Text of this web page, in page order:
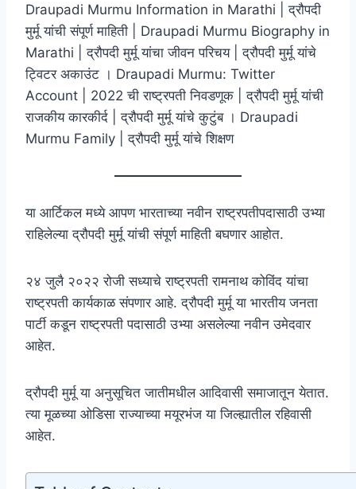
Draupadi Murmu Information in Marathi | द्रौपदी
मुर्मू यांची संपूर्ण माहिती | Draupadi Murmu Biography in
Marathi | द्रौपदी मुर्मू यांचा जीवन परिचय | द्रौपदी मुर्मू यांचे
ट्विटर अकाउंट । Draupadi Murmu: Twitter
Account | 2022 ची राष्ट्रपती निवडणूक | द्रौपदी मुर्मू यांची
राजकीय कारकीर्द | द्रौपदी मुर्मू यांचे कुटुंब । Draupadi
Murmu Family | द्रौपदी मुर्मू यांचे शिक्षण
या आर्टिकल मध्ये आपण भारताच्या नवीन राष्ट्रपतीपदासाठी उभ्या
राहिलेल्या द्रौपदी मुर्मू यांची संपूर्ण माहिती बघणार आहोत.
२४ जुलै २०२२ रोजी सध्याचे राष्ट्रपती रामनाथ कोविंद यांचा
राष्ट्रपती कार्यकाळ संपणार आहे. द्रौपदी मुर्मू या भारतीय जनता
पार्टी कडून राष्ट्रपती पदासाठी उभ्या असलेल्या नवीन उमेदवार
आहेत.
द्रौपदी मुर्मू या अनुसूचित जातीमधील आदिवासी समाजातून येतात.
त्या मूळच्या ओडिसा राज्याच्या मयूरभंज या जिल्ह्यातील रहिवासी
आहेत.